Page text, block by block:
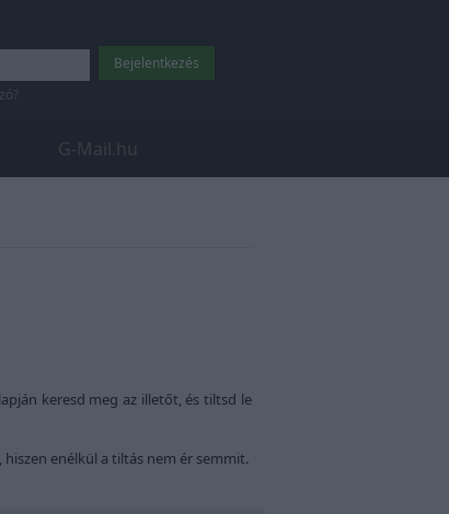
G-Mail.hu
keresd meg az illetőt, és tiltsd le
enélkül a tiltás nem ér semmit.